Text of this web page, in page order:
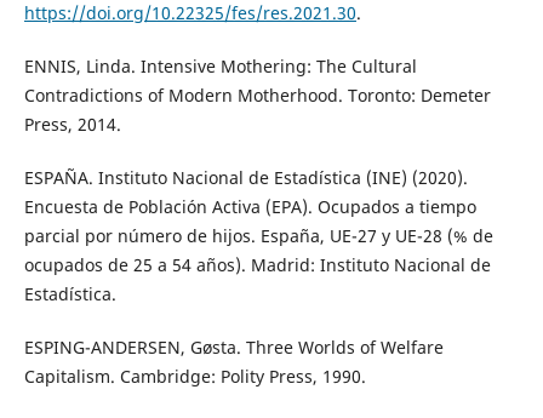
https://doi.org/10.22325/fes/res.2021.30.
ENNIS, Linda. Intensive Mothering: The Cultural
Contradictions of Modern Motherhood. Toronto: Demeter
Press, 2014.
ESPAÑA. Instituto Nacional de Estadística (INE) (2020).
Encuesta de Población Activa (EPA). Ocupados a tiempo
parcial por número de hijos. España, UE-27 y UE-28 (% de
ocupados de 25 a 54 años). Madrid: Instituto Nacional de
Estadística.
ESPING-ANDERSEN, Gøsta. Three Worlds of Welfare
Capitalism. Cambridge: Polity Press, 1990.